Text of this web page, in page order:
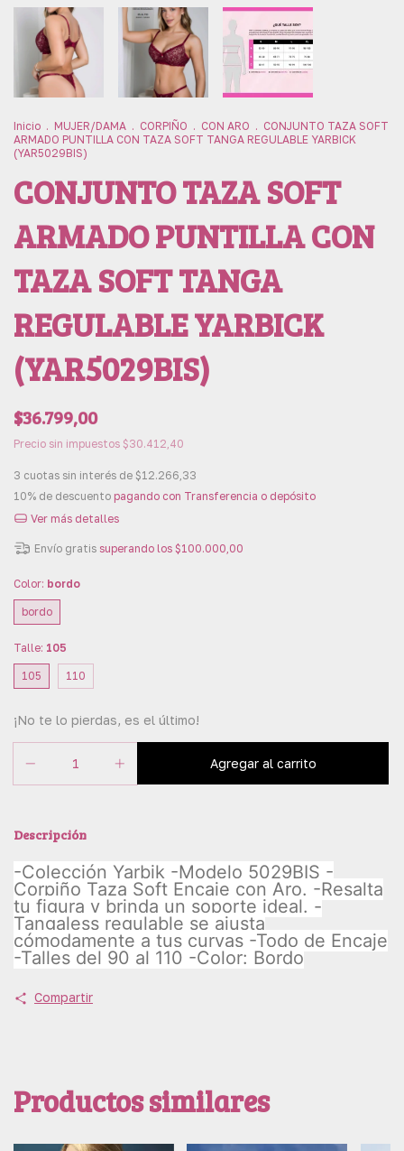
Inicio . MUJER/DAMA . CORPIÑO . CON ARO . CONJUNTO TAZA SOFT
ARMADO PUNTILLA CON TAZA SOFT TANGA REGULABLE YARBICK
(YAR5029BIS)
CONJUNTO TAZA SOFT
ARMADO PUNTILLA CON
TAZA SOFT TANGA
REGULABLE YARBICK
(YAR5029BIS)
$36.799,00
Precio sin impuestos $30.412,40
3 cuotas sin interés de $12.266,33
10% de descuento pagando con Transferencia o depósito
Ver más detalles
Envío gratis superando los $100.000,00
Color: bordo
bordo
Talle: 105
105 110
¡No te lo pierdas, es el último!
Descripción
-Colección Yarbik -Modelo 5029BIS -
Corpiño Taza Soft Encaje con Aro. -Resalta
tu figura y brinda un soporte ideal. -
Tangaless regulable se ajusta
cómodamente a tus curvas -Todo de Encaje
-Talles del 90 al 110 -Color: Bordo
Compartir
Productos similares